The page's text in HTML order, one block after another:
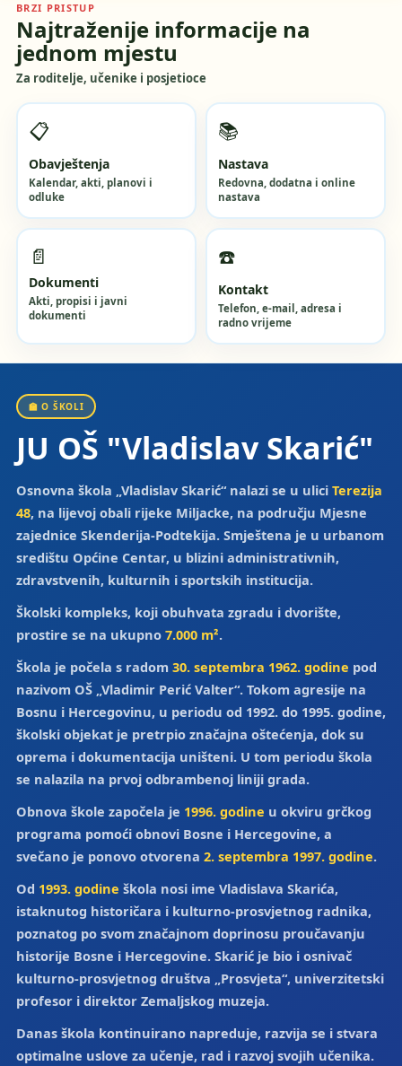
BRZI PRISTUP
Najtraženije informacije na
jednom mjestu
Za roditelje, učenike i posjetioce
📋
Obavještenja
Kalendar, akti, planovi i
odluke
📚
Nastava
Redovna, dodatna i online
nastava
📄
Dokumenti
Akti, propisi i javni
dokumenti
☎️
Kontakt
Telefon, e-mail, adresa i
radno vrijeme
🏫 O ŠKOLI
JU OŠ "Vladislav Skarić"
Osnovna škola „Vladislav Skarić“ nalazi se u ulici Terezija
48, na lijevoj obali rijeke Miljacke, na području Mjesne
zajednice Skenderija-Podtekija. Smještena je u urbanom
središtu Općine Centar, u blizini administrativnih,
zdravstvenih, kulturnih i sportskih institucija.
Školski kompleks, koji obuhvata zgradu i dvorište,
prostire se na ukupno 7.000 m².
Škola je počela s radom 30. septembra 1962. godine pod
nazivom OŠ „Vladimir Perić Valter“. Tokom agresije na
Bosnu i Hercegovinu, u periodu od 1992. do 1995. godine,
školski objekat je pretrpio značajna oštećenja, dok su
oprema i dokumentacija uništeni. U tom periodu škola
se nalazila na prvoj odbrambenoj liniji grada.
Obnova škole započela je 1996. godine u okviru grčkog
programa pomoći obnovi Bosne i Hercegovine, a
svečano je ponovo otvorena 2. septembra 1997. godine.
Od 1993. godine škola nosi ime Vladislava Skarića,
istaknutog historičara i kulturno-prosvjetnog radnika,
poznatog po svom značajnom doprinosu proučavanju
historije Bosne i Hercegovine. Skarić je bio i osnivač
kulturno-prosvjetnog društva „Prosvjeta“, univerzitetski
profesor i direktor Zemaljskog muzeja.
Danas škola kontinuirano napreduje, razvija se i stvara
optimalne uslove za učenje, rad i razvoj svojih učenika.